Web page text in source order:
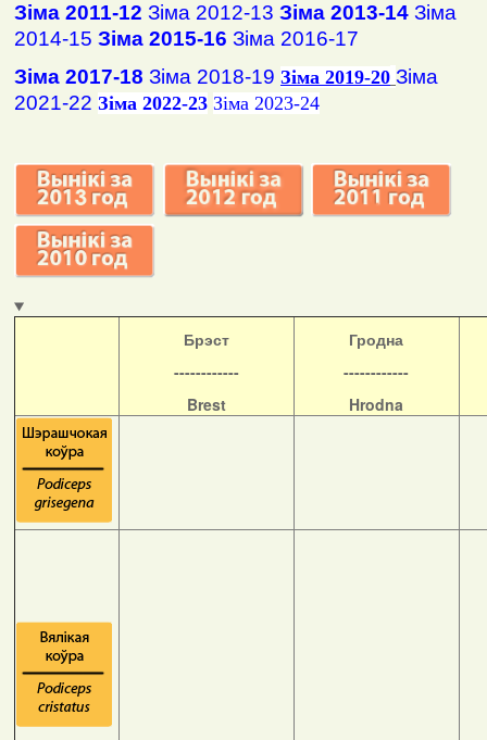
Зіма 2011-12 Зіма 2012-13 Зіма 2013-14 Зіма
2014-15 Зіма 2015-16 Зіма 2016-17
Зіма 2017-18 Зіма 2018-19 Зіма 2019-20 Зіма
2021-22 Зіма 2022-23 Зіма 2023-24
Брэст
------------
Brest
Гродна
------------
Hrodna